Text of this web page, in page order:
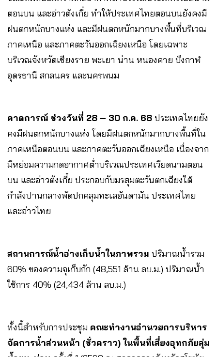
ตอนบน และอ่าวตังเกี๋ย ทำให้ประเทศไทยตอนบนยังคงมี
ฝนตกหนักบางแห่ง และมีฝนตกหนักมากบางพื้นที่บริเวณ
ภาคเหนือ และภาคตะวันออกเฉียงเหนือ โดยเฉพาะ
บริเวณจังหวัดเชียงราย พะเยา น่าน หนองคาย บึงกาฬ
อุดรธานี สกลนคร และนครพนม
คาดการณ์ ช่วงวันที่ 28 – 30 ก.ค. 68 ประเทศไทยยัง
คงมีฝนตกหนักบางแห่ง โดยมีฝนตกหนักมากบางพื้นที่ใน
ภาคเหนือตอนบน และภาคตะวันออกเฉียงเหนือ เนื่องจาก
มีหย่อมความกดอากาศต่ำบริเวณประเทศเวียดนามตอน
บน และอ่าวตังเกี๋ย ประกอบกับมรสุมตะวันตกเฉียงใต้
กำลังปานกลางพัดปกคลุมทะเลอันดามัน ประเทศไทย
และอ่าวไทย
สถานการณ์น้ำอ่างเก็บน้ำในภาพรวม ปริมาณน้ำรวม
60% ของความจุเก็บกัก (48,551 ล้าน ลบ.ม.) ปริมาณน้ำ
ใช้การ 40% (24,434 ล้าน ลบ.ม.)
ทั้งนี้สำหรับการประชุม คณะทำงานอำนวยการบริหาร
จัดการน้ำส่วนหน้า (ชั่วคราว) ในพื้นที่เสี่ยงอุทกภัยลุ่ม